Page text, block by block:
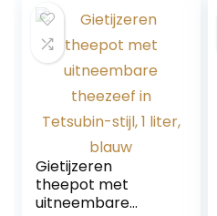
Gietijzeren
theepot met
uitneembare